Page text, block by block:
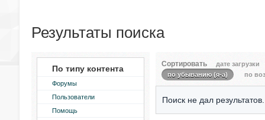
Результаты поиска
По типу контента
Форумы
Пользователи
Помощь
Сортировать
дате загрузки
по убыванию (я-а)
по
Поиск не дал результатов.